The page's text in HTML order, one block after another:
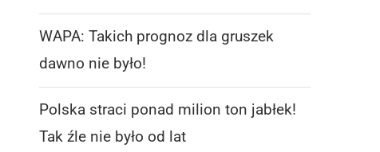
WAPA: Takich prognoz dla gruszek
dawno nie było!
Polska straci ponad milion ton jabłek!
Tak źle nie było od lat